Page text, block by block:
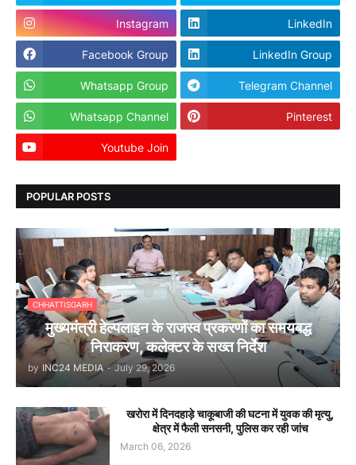
Instagram LinkedIn
Facebook Group LinkedIn Group
Whatsapp Group Telegram Channel
Whatsapp Channel Pinterest
Youtube Join
POPULAR POSTS
CHHATTISGARH
मुख्यमंत्री हेल्पलाइन के राजस्व प्रकरणों का समयबद्ध
निराकरण, कलेक्टर के सख्त निर्देश
by INC24 MEDIA - July 29, 2026
खरोरा में दिनदहाड़े चाकूबाजी की घटना में युवक की मृत्यु,
क्षेत्र में फैली सनसनी, पुलिस कर रही जांच
March 06, 2026